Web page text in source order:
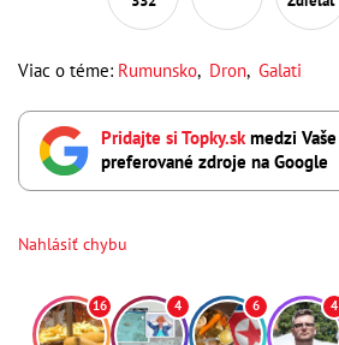
Viac o téme: Rumunsko, Dron, Galati
Pridajte si Topky.skmedzi Vaše
preferované zdroje na Google
Nahlásiť chybu
16 4 6 4